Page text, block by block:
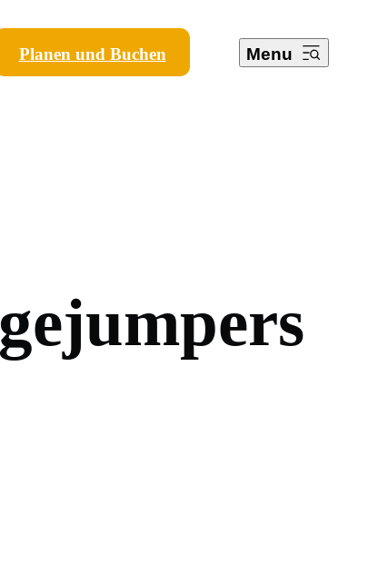
Planen und Buchen Menu
gejumpers